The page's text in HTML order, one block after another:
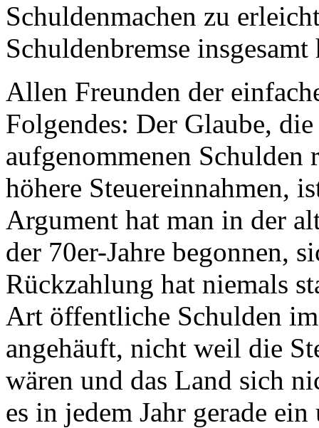
Schuldenmachen zu
Schuldenbremse
Allen Freunden der
Folgendes: Der Glaube,
aufgenommenen Schulden
höhere Steuereinnahmen,
Argument hat man in der
der 70er-Jahre begonnen,
Rückzahlung hat niemals
Art öffentliche Schulden
angehäuft, nicht weil die
wären und das Land sich
es in jedem Jahr gerade